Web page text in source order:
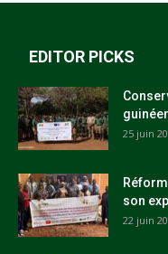
EDITOR PICKS
25 juin
son
22 juin